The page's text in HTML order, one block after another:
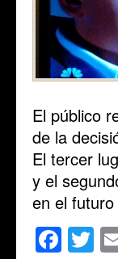
El público
de la
El tercer
y el
en el